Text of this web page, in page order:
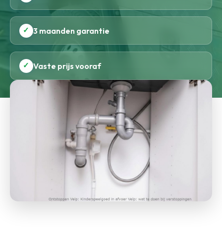
✓ 3 maanden garantie
✓ Vaste prijs vooraf